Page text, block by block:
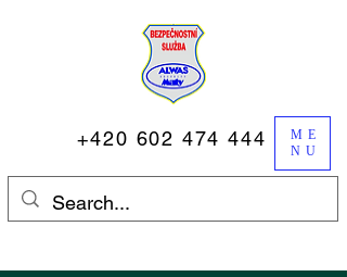
+420 602 474 444
ME
NU